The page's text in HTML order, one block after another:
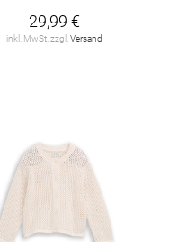
29,99 €
inkl. MwSt. zzgl. Versand